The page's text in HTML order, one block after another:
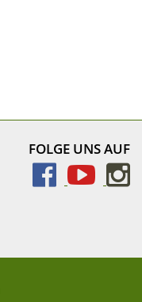
FOLGE UNS AUF